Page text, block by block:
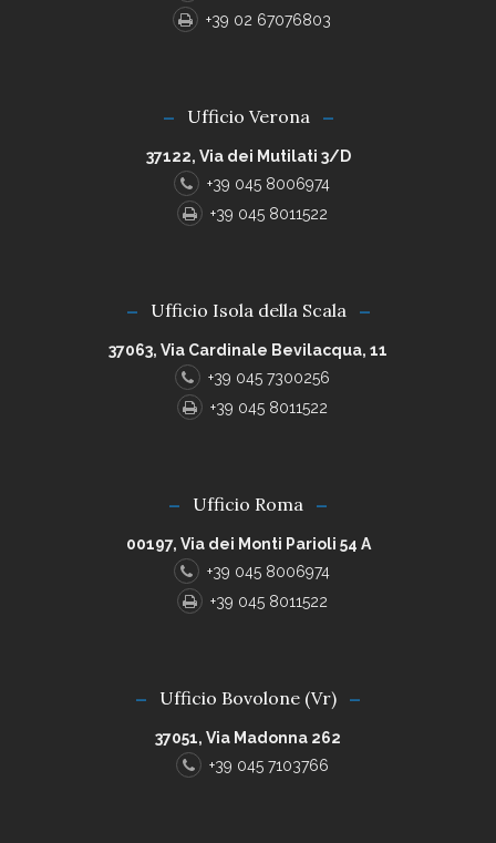
+39 02 67076803
Ufficio Verona
37122, Via dei Mutilati 3/D
+39 045 8006974
+39 045 8011522
Ufficio Isola della Scala
37063, Via Cardinale Bevilacqua, 11
+39 045 7300256
+39 045 8011522
Ufficio Roma
00197, Via dei Monti Parioli 54 A
+39 045 8006974
+39 045 8011522
Ufficio Bovolone (Vr)
37051, Via Madonna 262
+39 045 7103766